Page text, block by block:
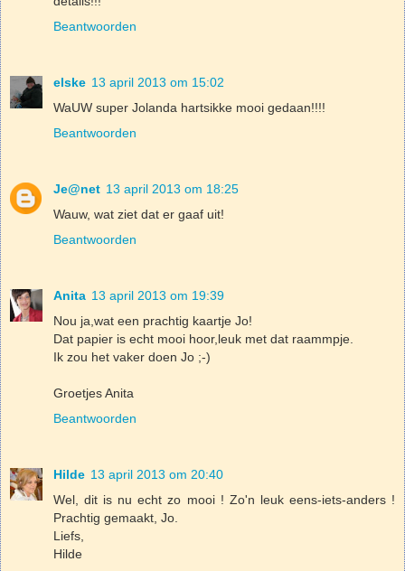
Beantwoorden
elske 13 april 2013 om 15:02
WaUW super Jolanda hartsikke mooi gedaan!!!!
Beantwoorden
Je@net 13 april 2013 om 18:25
Wauw, wat ziet dat er gaaf uit!
Beantwoorden
Anita 13 april 2013 om 19:39
Nou ja,wat een prachtig kaartje Jo!
Dat papier is echt mooi hoor,leuk met dat raammpje.
Ik zou het vaker doen Jo ;-)
Groetjes Anita
Beantwoorden
Hilde 13 april 2013 om 20:40
Wel, dit is nu echt zo mooi ! Zo'n leuk eens-iets-anders !
Prachtig gemaakt, Jo.
Liefs,
Hilde